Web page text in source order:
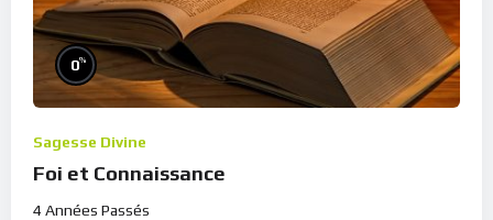
0%
Sagesse Divine
Foi et Connaissance
4 Années Passés